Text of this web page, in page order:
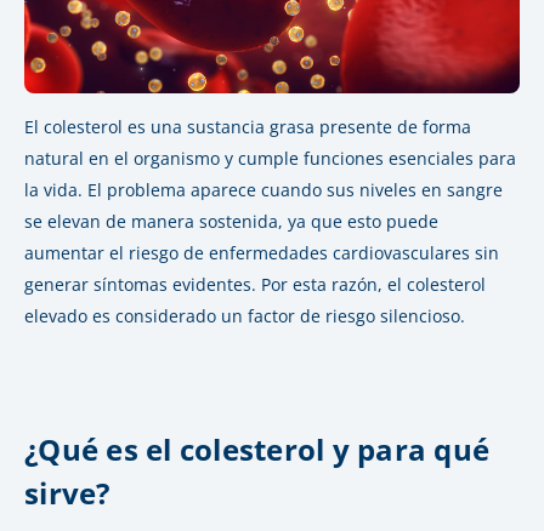
El colesterol es una sustancia grasa presente de forma
natural en el organismo y cumple funciones esenciales para
la vida. El problema aparece cuando sus niveles en sangre
se elevan de manera sostenida, ya que esto puede
aumentar el riesgo de enfermedades cardiovasculares sin
generar síntomas evidentes. Por esta razón, el colesterol
elevado es considerado un factor de riesgo silencioso.
¿Qué es el colesterol y para qué
sirve?